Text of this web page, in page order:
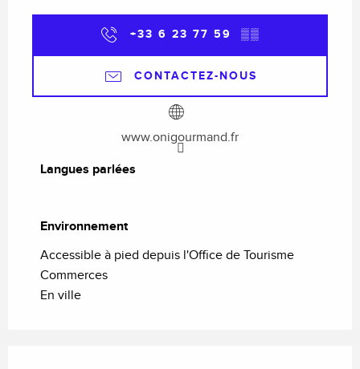
+33 6 23 77 59 ▒▒
CONTACTEZ-NOUS
www.onigourmand.fr
Langues parlées
Langues parlées
Environnement
Environnement
Accessible à pied depuis l'Office de Tourisme
Commerces
En ville